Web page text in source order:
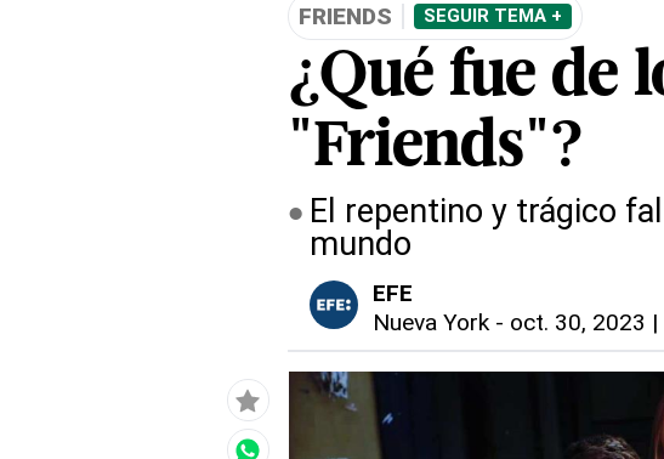
FRIENDS SEGUIR TEMA +
¿Qué fue de
"Friends"?
El repentino y trágico
mundo
EFE
Nueva York- oct. 30, 2023 |